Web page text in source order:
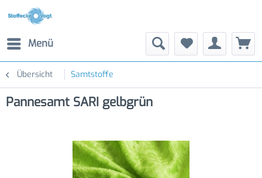
Menü
Übersicht Samtstoffe
Pannesamt SARI gelbgrün